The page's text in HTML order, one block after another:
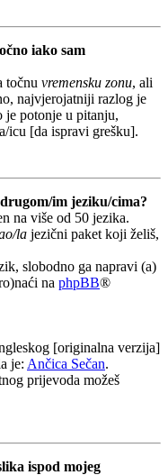
iako sam
točnu vremensku zonu, ali
najvjerojatniji razlog je
je potonje u pitanju,
icu [da ispravi grešku].
im jeziku/cima?
na više od 50 jezika.
la jezični paket koji želiš,
slobodno ga napravi (a)
na phpBB®
[originalna verzija]
je: Ančica Sečan.
prijevoda možeš
ispod mojeg